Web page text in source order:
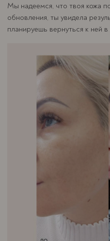
Мы надеемся, что твоя кожа
обновления, ты увидела
планируешь вернуться к ней в